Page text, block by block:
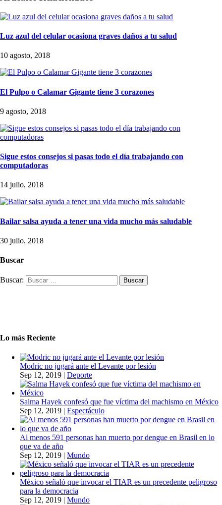
Luz azul del celular ocasiona graves daños a tu salud
10 agosto, 2018
El Pulpo o Calamar Gigante tiene 3 corazones
9 agosto, 2018
Sigue estos consejos si pasas todo el día trabajando con
computadoras
14 julio, 2018
Bailar salsa ayuda a tener una vida mucho más saludable
30 julio, 2018
Buscar
Buscar:
Lo más Reciente
Modric no jugará ante el Levante por lesión
Sep 12, 2019 | Deporte
Salma Hayek confesó que fue víctima del machismo en México
Sep 12, 2019 | Espectáculo
Al menos 591 personas han muerto por dengue en Brasil en lo
que va de año
Sep 12, 2019 | Mundo
México señaló que invocar el TIAR es un precedente peligroso
para la democracia
Sep 12, 2019 | Mundo